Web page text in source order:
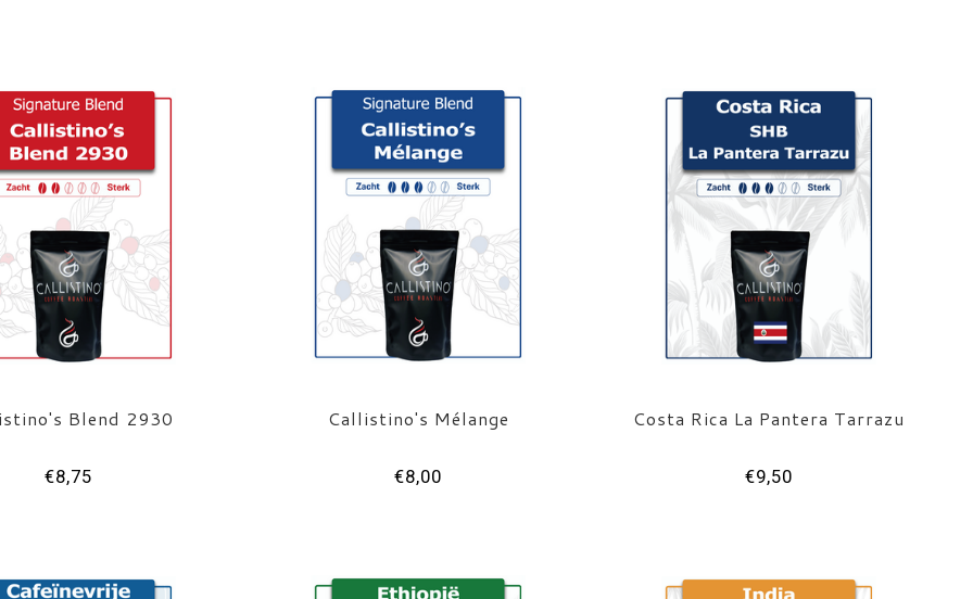
Blend 2930
€8,75
Callistino's Mélange
€8,00
Costa Rica La Pantera Tarrazu
€9,50